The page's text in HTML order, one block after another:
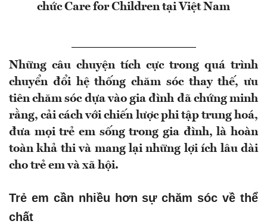
chức Care for Children tại Việt Nam
Những câu chuyện tích cực trong quá trình
chuyển đổi hệ thống chăm sóc thay thế, ưu
tiên chăm sóc dựa vào gia đình đã chứng minh
rằng, cải cách với chiến lược phi tập trung hoá,
đưa mọi trẻ em sống trong gia đình, là hoàn
toàn khả thi và mang lại những lợi ích lâu dài
cho trẻ em và xã hội.
Trẻ em cần nhiều hơn sự chăm sóc về thể
chất